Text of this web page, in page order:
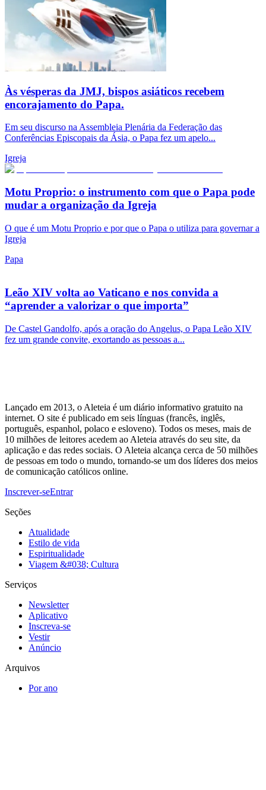
Às vésperas da JMJ, bispos asiáticos recebem
encorajamento do Papa.
Em seu discurso na Assembleia Plenária da Federação das
Conferências Episcopais da Ásia, o Papa fez um apelo...
Igreja
Motu Proprio: o instrumento com que o Papa pode
mudar a organização da Igreja
O que é um Motu Proprio e por que o Papa o utiliza para governar a
Igreja
Papa
Leão XIV volta ao Vaticano e nos convida a
“aprender a valorizar o que importa”
De Castel Gandolfo, após a oração do Angelus, o Papa Leão XIV
fez um grande convite, exortando as pessoas a...
Lançado em 2013, o Aleteia é um diário informativo gratuito na
internet. O site é publicado em seis línguas (francês, inglês,
português, espanhol, polaco e esloveno). Todos os meses, mais de
10 milhões de leitores acedem ao Aleteia através do seu site, da
aplicação e das redes sociais. O Aleteia alcança cerca de 50 milhões
de pessoas em todo o mundo, tornando-se um dos líderes dos meios
de comunicação católicos online.
Inscrever-seEntrar
Seções
Atualidade
Estilo de vida
Espiritualidade
Viagem &#038; Cultura
Serviços
Newsletter
Aplicativo
Inscreva-se
Vestir
Anúncio
Arquivos
Por ano